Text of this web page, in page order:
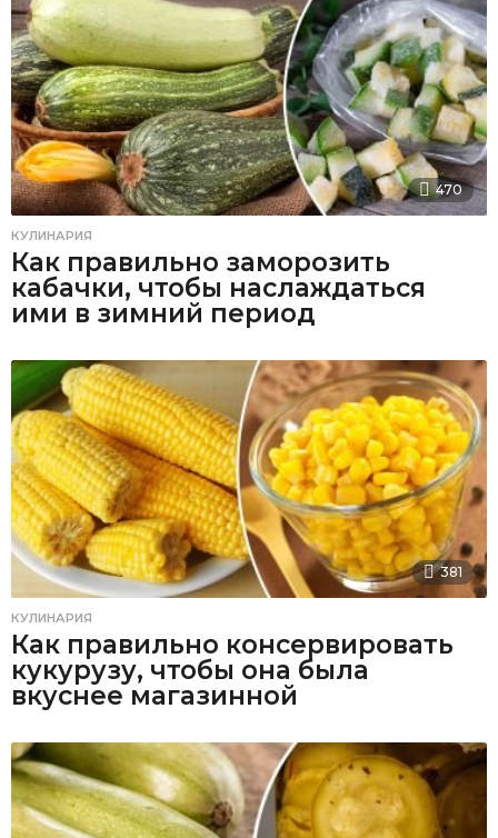
470
КУЛИНАРИЯ
Как правильно заморозить
кабачки, чтобы наслаждаться
ими в зимний период
381
КУЛИНАРИЯ
Как правильно консервировать
кукурузу, чтобы она была
вкуснее магазинной